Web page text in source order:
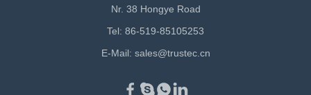
Nr. 38 Hongye Road
Tel: 86-519-85105253
E-Mail: sales@trustec.cn